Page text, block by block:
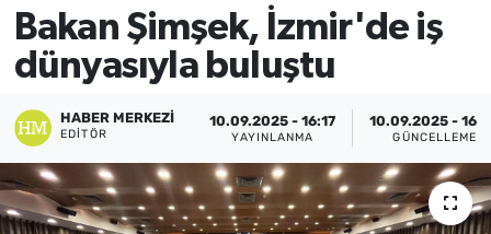
Bakan Şimşek, İzmir'de iş
dünyasıyla buluştu
HABER MERKEZI
EDITÖR
10.09.2025 - 16:17
YAYINLANMA
10.09.2025 -
GÜNCELLEME
Tüm Manşetler